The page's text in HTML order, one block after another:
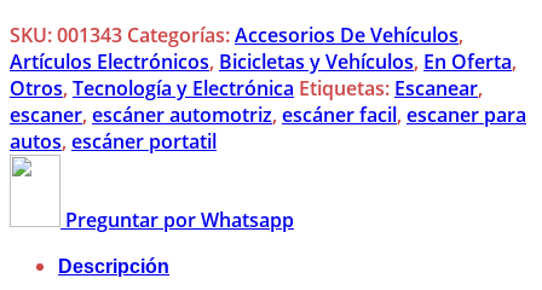
SKU:001343 Categorías:Accesorios De Vehículos,
Artículos Electrónicos, Bicicletas y Vehículos, En Oferta,
Otros, Tecnología y Electrónica Etiquetas: Escanear,
escaner, escáner automotriz, escáner facil, escaner para
autos, escáner portatil
Preguntar por Whatsapp
Descripción